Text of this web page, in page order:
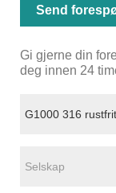
Send
Gi gjerne din
deg innen 24